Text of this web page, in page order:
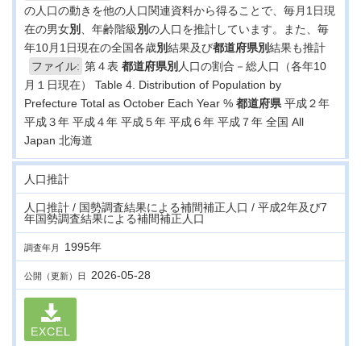
の人口の動きを他の人口関連資料から得ることで、毎月1日現
在の男女別 、年齢階級別の人口を推計しています。また、毎
年10月1日現在の全国各歳別結果及び都道府県別結果も推計
ファイル: 第４表 都道府県別 人口の割合－総人口（各年10
月１日現在） Table 4. Distribution of Population by
Prefecture Total as October Each Year % 都道府県平成２年
平成３年 平成４年 平成５年 平成６年 平成７年 全国 All
Japan 北海道
人口推計
人口推計 / 国勢調査結果による補間補正人口 / 平成2年及び7
年国勢調査結果による補間補正人口
調査年月 1995年
公開（更新）日 2026-05-28
EXCEL